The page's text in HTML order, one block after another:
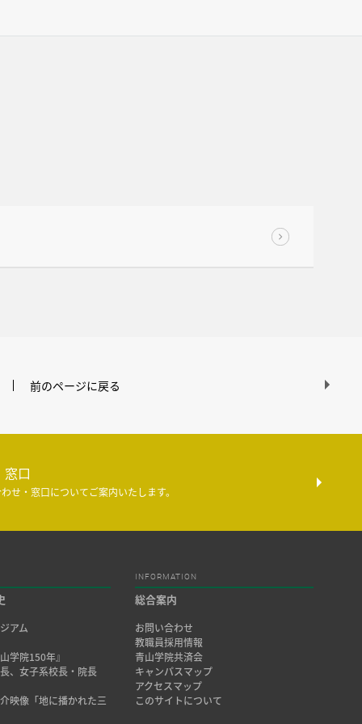
前のページに戻る
口
せ・窓口についてご案内いたします。
アム
学院150年』
、女子系校長・院長
映像「地に播かれた三
INFORMATION
総合案内
お問い合わせ
教職員採用情報
青山学院共済会
キャンパスマップ
アクセスマップ
このサイトについて